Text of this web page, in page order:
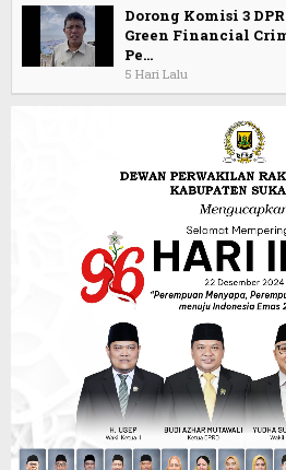
Dorong Komisi 3
Green Financial
Pe…
5 Hari Lalu